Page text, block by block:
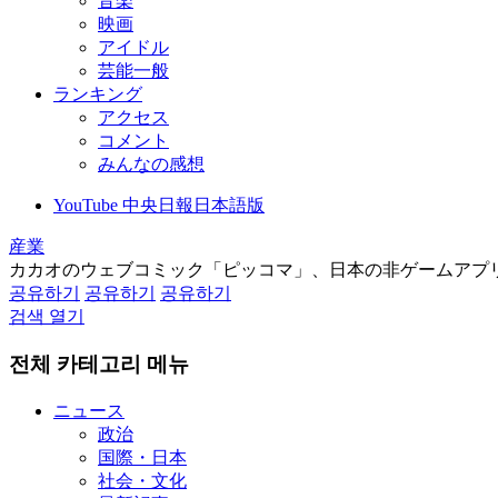
映画
アイドル
芸能一般
ランキング
アクセス
コメント
みんなの感想
YouTube 中央日報日本語版
産業
カカオのウェブコミック「ピッコマ」、日本の非ゲームアプ
공유하기
공유하기
공유하기
검색 열기
전체 카테고리 메뉴
ニュース
政治
国際・日本
社会・文化